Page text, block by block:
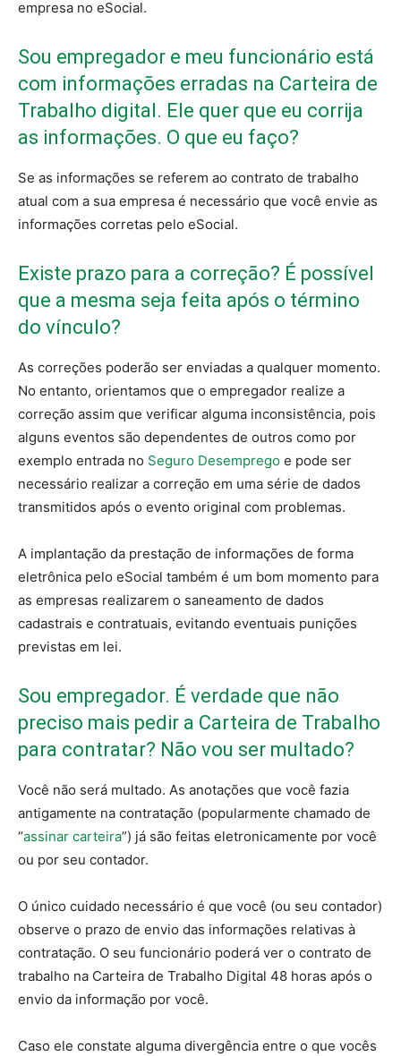
empresa no eSocial.
Sou empregador e meu funcionário está
com informações erradas na Carteira de
Trabalho digital. Ele quer que eu corrija
as informações. O que eu faço?
Se as informações se referem ao contrato de trabalho
atual com a sua empresa é necessário que você envie as
informações corretas pelo eSocial.
Existe prazo para a correção? É possível
que a mesma seja feita após o término
do vínculo?
As correções poderão ser enviadas a qualquer momento.
No entanto, orientamos que o empregador realize a
correção assim que verificar alguma inconsistência, pois
alguns eventos são dependentes de outros como por
exemplo entrada no Seguro Desemprego e pode ser
necessário realizar a correção em uma série de dados
transmitidos após o evento original com problemas.
A implantação da prestação de informações de forma
eletrônica pelo eSocial também é um bom momento para
as empresas realizarem o saneamento de dados
cadastrais e contratuais, evitando eventuais punições
previstas em lei.
Sou empregador. É verdade que não
preciso mais pedir a Carteira de Trabalho
para contratar? Não vou ser multado?
Você não será multado. As anotações que você fazia
antigamente na contratação (popularmente chamado de
“assinar carteira”) já são feitas eletronicamente por você
ou por seu contador.
O único cuidado necessário é que você (ou seu contador)
observe o prazo de envio das informações relativas à
contratação. O seu funcionário poderá ver o contrato de
trabalho na Carteira de Trabalho Digital 48 horas após o
envio da informação por você.
Caso ele constate alguma divergência entre o que vocês